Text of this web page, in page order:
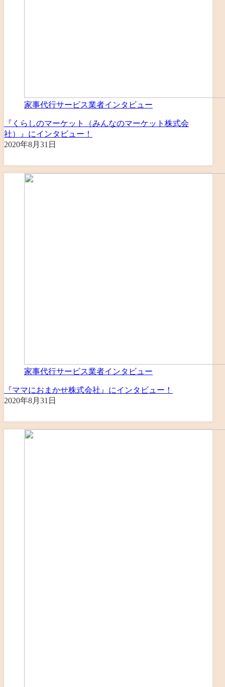
家事代行サービス業者インタビュー
『くらしのマーケット（みんなのマーケット株式会
社）』にインタビュー！
2020年8月31日
家事代行サービス業者インタビュー
『ママにおまかせ株式会社』にインタビュー！
2020年8月31日